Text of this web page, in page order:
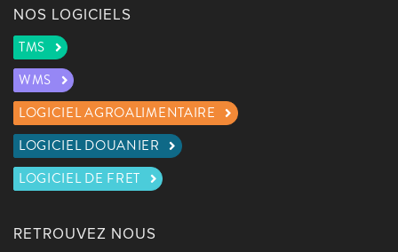
NOS LOGICIELS
TMS
WMS
LOGICIEL AGROALIMENTAIRE
LOGICIEL DOUANIER
LOGICIEL DE FRET
RETROUVEZ NOUS